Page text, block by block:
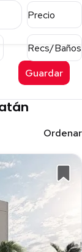
Precio
Recs/Baños
Guardar
Ordenar